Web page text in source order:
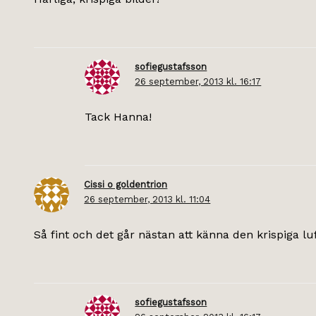
sofiegustafsson
26 september, 2013 kl. 16:17
Tack Hanna!
Cissi o goldentrion
26 september, 2013 kl. 11:04
Så fint och det går nästan att känna den krispiga
sofiegustafsson